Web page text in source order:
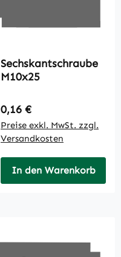
Sechskantschraube
M10x25
Regulärer Preis:
0,16 €
Preise exkl. MwSt. zzgl.
Versandkosten
In den Warenkorb